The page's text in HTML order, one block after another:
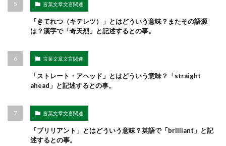
言葉文章文言関連
「きてれつ（キテレツ）」とはどういう意味？またその語源
は？漢字で「奇天烈」と記述するとの事。
言葉文章文言関連
「ストレート・アヘッド」とはどういう意味？「straight
ahead」と記述するとの事。
言葉文章文言関連
「ブリリアント」とはどういう意味？英語で「brilliant」と記
述するとの事。